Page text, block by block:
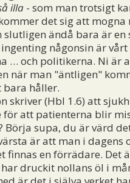
illa - som man trotsigt
det sig att
slutligen ändå bara är en
någonsin är vårt
… och politikerna. Ni är
när man "äntligen"
bara håller.
skriver (Hbl 1.6) att
för att patienterna blir
Börja supa, du är värd
är att man i dagens
finnas en förrädare.
druckit nollans öl i